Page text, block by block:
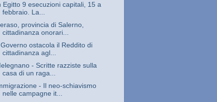
Egitto 9 esecuzioni capitali, 15 a
febbraio. La...
provincia di Salerno,
cittadinanza onorari...
Governo ostacola il Reddito di
cittadinanza agl...
- Scritte razziste sulla
casa di un raga...
- Il neo-schiavismo
nelle campagne it...